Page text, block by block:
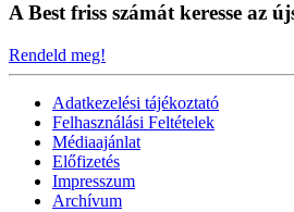
A Best friss számát keresse az
Rendeld meg!
Adatkezelési tájékoztató
Felhasználási Feltételek
Médiaajánlat
Előfizetés
Impresszum
Archívum